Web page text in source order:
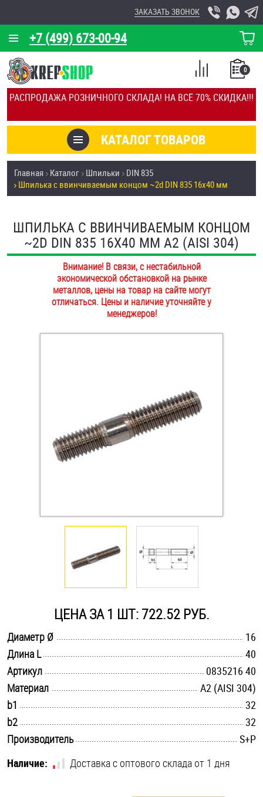
РАСПРОДАЖА РОЗНИЧНОГО СКЛАДА! НА ВСЁ 70% СКИДКА!!!
+7 (499) 673-00-94
ЗАКАЗАТЬ ЗВОНОК
КОРЗИНА
О КОМПАНИИ
КАЛЬКУЛЯТОР
ОТЗЫВЫ
УСЛУГИ
СКИДКИ
ОПТ
ПОКУПАТЕЛЯМ
ОПЛАТА И ДОСТАВКА
НАШИ МАГАЗИНЫ
КАТАЛОГ ТОВАРОВ
0
СПИСОК
СРАВНЕНИЕ
Товары со скидкой
Анкеры
Антивандальный крепёж, инструмент
Болты и винты
Втулки
Заклепки (Гайки-Заклепки)
Инструмент
Крюки, кольца с шурупной резьбой
Оснастка и аксессуары для яхт
Саморезы и шурупы
Стопорные кольца
Такелаж
Хомуты
Главная Каталог Шпильки
DIN 835
Шпилька c ввинчиваемым концом ~2d DIN 835 16х40 мм
ШПИЛЬКА C ВВИНЧИВАЕМЫМ КОНЦОМ
~2D DIN 835 16Х40 ММ А2 (AISI 304)
Внимание! В связи, с нестабильной
экономической обстановкой на рынке
металлов, цены на товар на сайте могут
отличаться. Цены и наличие уточняйте у
менеджеров!
ЦЕНА ЗА 1 ШТ: 722.52 РУБ.
Диаметр Ø
16
Длина L
40
Артикул
0835216 40
Материал
А2 (AISI 304)
b1
32
b2
32
Производитель
S+P
Наличие:
Доставка с оптового склада от 1 дня